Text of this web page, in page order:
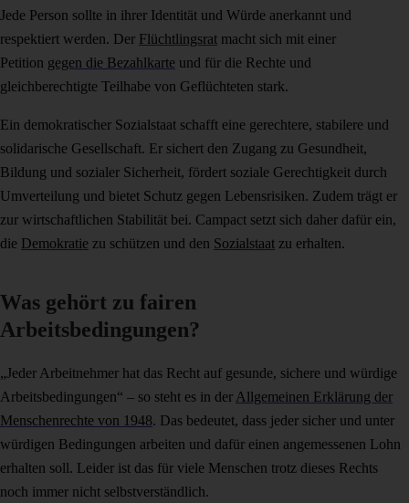
Jede Person sollte in ihrer Identität und Würde anerkannt und
respektiert werden. Der Flüchtlingsrat macht sich mit einer
Petition gegen die Bezahlkarte und für die Rechte und
gleichberechtigte Teilhabe von Geflüchteten stark.
Ein demokratischer Sozialstaat schafft eine gerechtere, stabilere und
solidarische Gesellschaft. Er sichert den Zugang zu Gesundheit,
Bildung und sozialer Sicherheit, fördert soziale Gerechtigkeit durch
Umverteilung und bietet Schutz gegen Lebensrisiken. Zudem trägt er
zur wirtschaftlichen Stabilität bei. Campact setzt sich daher dafür ein,
die Demokratie zu schützen und den Sozialstaat zu erhalten.
Was gehört zu fairen
Arbeitsbedingungen?
„Jeder Arbeitnehmer hat das Recht auf gesunde, sichere und würdige
Arbeitsbedingungen“ – so steht es in der Allgemeinen Erklärung der
Menschenrechte von 1948. Das bedeutet, dass jeder sicher und unter
würdigen Bedingungen arbeiten und dafür einen angemessenen Lohn
erhalten soll. Leider ist das für viele Menschen trotz dieses Rechts
noch immer nicht selbstverständlich.